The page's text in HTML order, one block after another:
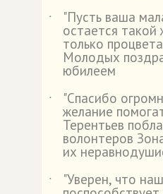
˙
"Пусть ваша
остается
только
Молодых
юбилеем
˙
"Спасибо
желание
Терентьев
волонтеров
их
˙
"Уверен, что